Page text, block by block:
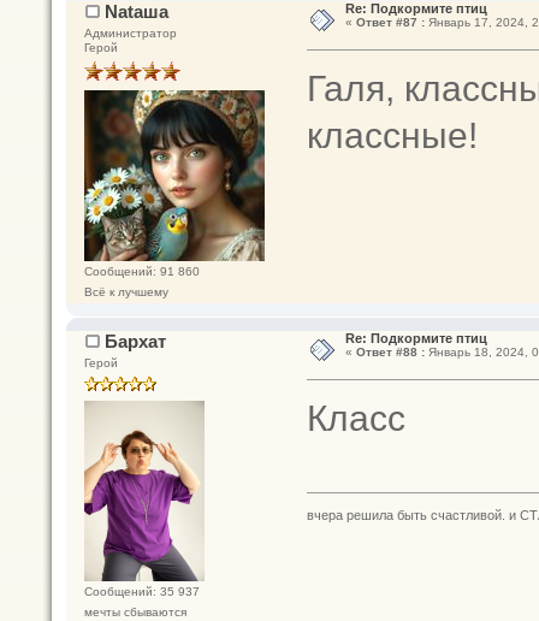
Nataшa
Администратор
Герой
Сообщений: 91 860
Всё к лучшему
Re: Подкормите птиц
« Ответ #87 :Январь 17, 2024,
Галя,
классные!
Бархат
Герой
Сообщений: 35 937
мечты сбываются
Re: Подкормите птиц
« Ответ #88 :Январь 18, 2024,
Класс
вчера решила быть счастливой. и